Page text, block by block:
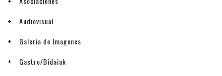
Audiovisual
Galeria de Imagenes
Gastro/Bidaiak